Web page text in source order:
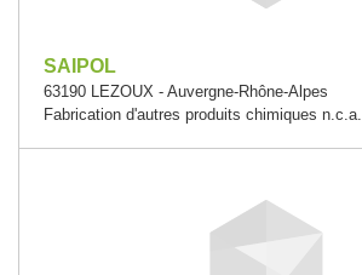
SAIPOL
63190 LEZOUX - Auvergne-Rhône-Alpes
Fabrication d'autres produits chimiques n.c.a.